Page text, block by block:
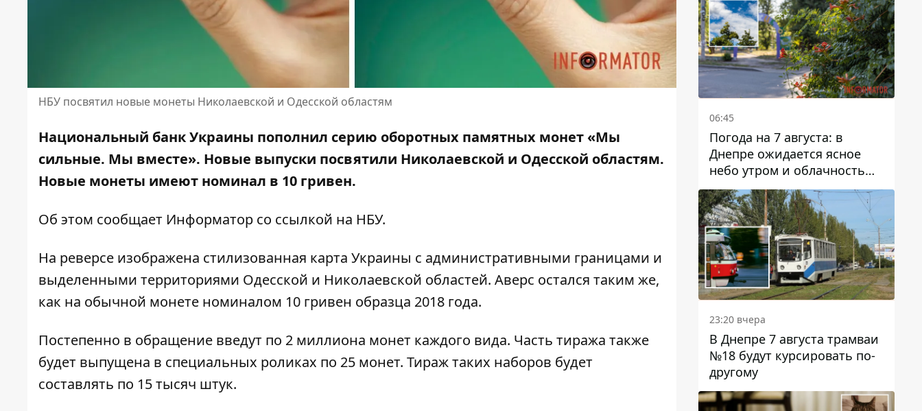
НБУ посвятил новые монеты Николаевской и Одесской областям
Национальный банк Украины пополнил серию оборотных памятных монет «Мы
сильные. Мы вместе». Новые выпуски посвятили Николаевской и Одесской областям.
Новые монеты имеют номинал в 10 гривен.
Об этом сообщает Информатор со ссылкой на НБУ.
На реверсе изображена стилизованная карта Украины с административными границами и
выделенными территориями Одесской и Николаевской областей. Аверс остался таким же,
как на обычной монете номиналом 10 гривен образца 2018 года.
Постепенно в обращение введут по 2 миллиона монет каждого вида. Часть тиража также
будет выпущена в специальных роликах по 25 монет. Тираж таких наборов будет
составлять по 15 тысяч штук.
06:45
Погода на 7 августа: в
Днепре ожидается ясное
небо утром и облачность
после обеда
23:20 вчера
В Днепре 7 августа трамваи
№18 будут курсировать по-
другому